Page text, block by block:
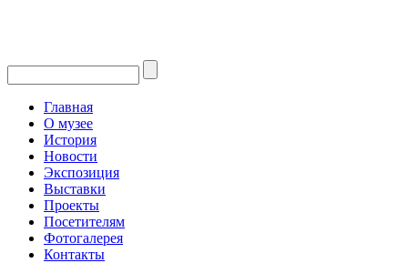
Главная
О музее
История
Новости
Экспозиция
Выставки
Проекты
Посетителям
Фотогалерея
Контакты